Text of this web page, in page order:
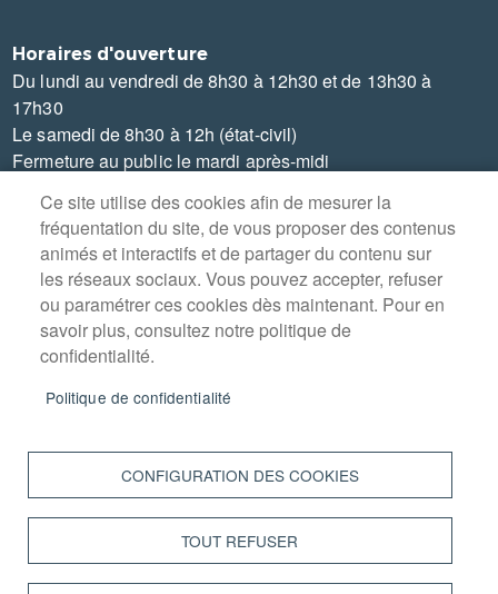
Horaires d'ouverture
Du lundi au vendredi de 8h30 à 12h30 et de 13h30 à
17h30
Le samedi de 8h30 à 12h (état-civil)
Fermeture au public le mardi après-midi
MENU
PIED
PAGE
PLAN DU SITE
CONTACT
COOKIES
Ce site utilise des cookies afin de mesurer la
fréquentation du site, de vous proposer des contenus
animés et interactifs et de partager du contenu sur
les réseaux sociaux. Vous pouvez accepter, refuser
ou paramétrer ces cookies dès maintenant. Pour en
savoir plus, consultez notre politique de
confidentialité.
Politique de confidentialité
CONFIGURATION DES COOKIES
TOUT REFUSER